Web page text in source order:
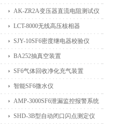
AK-ZR2A变压器直流电阻测试仪
LCT-8000无线高压核相器
SJY-10SF6密度继电器校验仪
BA252抽真空装置
SF6气体回收净化充气装置
智能SF6微水仪
AMP-3000SF6泄漏监控报警系统
SHD-3B型自动闭口闪点测定仪